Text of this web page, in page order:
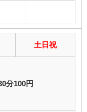
土日祝
分100円